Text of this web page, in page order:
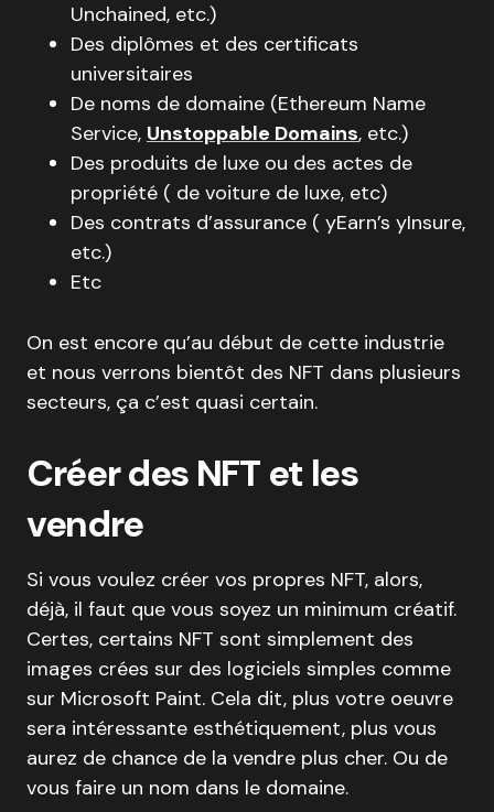
Unchained, etc.)
Des diplômes et des certificats
universitaires
De noms de domaine (Ethereum Name
Service, Unstoppable Domains, etc.)
Des produits de luxe ou des actes de
propriété ( de voiture de luxe, etc)
Des contrats d’assurance ( yEarn’s yInsure,
etc.)
Etc
On est encore qu’au début de cette industrie
et nous verrons bientôt des NFT dans plusieurs
secteurs, ça c’est quasi certain.
Créer des NFT et les
vendre
Si vous voulez créer vos propres NFT, alors,
déjà, il faut que vous soyez un minimum créatif.
Certes, certains NFT sont simplement des
images crées sur des logiciels simples comme
sur Microsoft Paint. Cela dit, plus votre oeuvre
sera intéressante esthétiquement, plus vous
aurez de chance de la vendre plus cher. Ou de
vous faire un nom dans le domaine.